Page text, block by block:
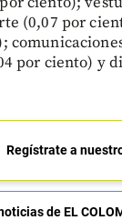
(0,07 por
por ciento) y
Regístrate a
de EL